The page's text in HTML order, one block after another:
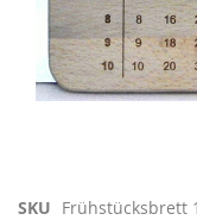
Zum
SKU Frühstücksbrett